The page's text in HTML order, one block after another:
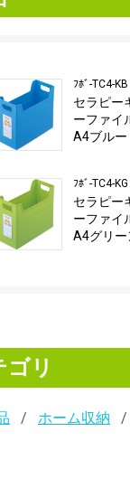
ﾌﾎﾞ-TC4-KB
セラピー
ーファイ
A4ブルー
ﾌﾎﾞ-TC4-KG
セラピー
ーファイ
A4グリー
リ
ホーム収納